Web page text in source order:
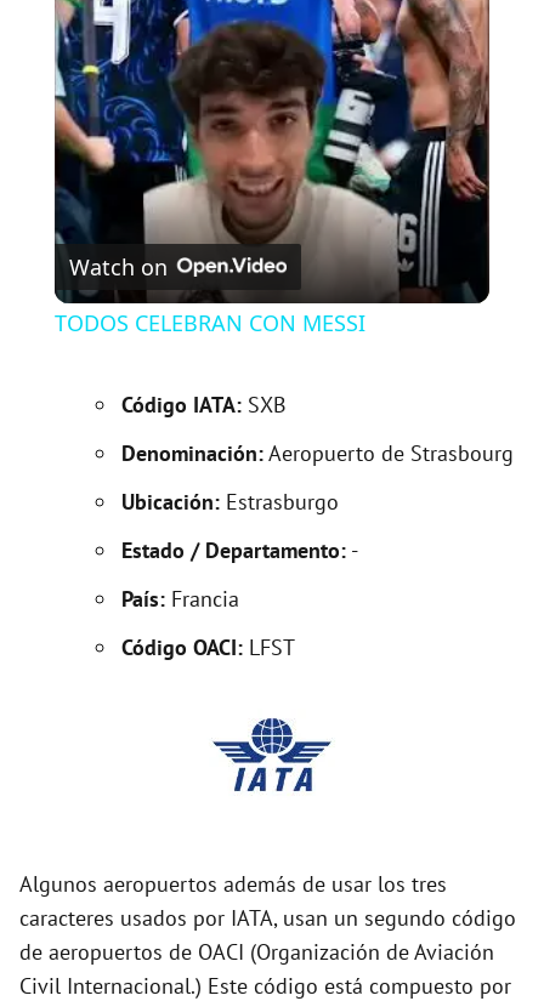
l
a
y
V
i
d
e
Watch on
TODOS CELEBRAN CON MESSI
Código IATA: SXB
Denominación:Aeropuerto de Strasbourg
Ubicación: Estrasburgo
Estado / Departamento: -
País: Francia
Código OACI: LFST
Algunos aeropuertos además de usar los tres
caracteres usados por IATA, usan un segundo código
de aeropuertos de OACI (Organización de Aviación
Civil Internacional.) Este código está compuesto por